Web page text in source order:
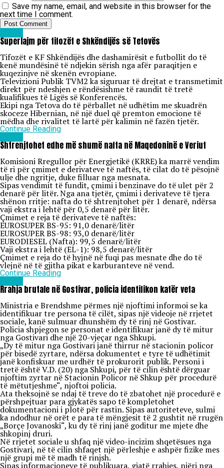
Save my name, email, and website in this browser for the
next time I comment.
Superlajm për tifozët e Shkëndijës së Tetovës
Tifozët e KF Shkëndijës dhe dashamirësit e futbollit do të
kenë mundësinë të ndjekin sërish nga afër paraqitjen e
kuqezinjve në skenën evropiane.
Televizioni Publik TVM2 ka siguruar të drejtat e transmetimit
direkt për ndeshjen e rëndësishme të raundit të tretë
kualifikues të Ligës së Konferencës.
Ekipi nga Tetova do të përballet në udhëtim me skuadrën
skoceze Hibernian, në një duel që premton emocione të
mëdha dhe rivalitet të lartë për kalimin në fazën tjetër.
Continue Reading
Shtrenjtohet edhe më shumë nafta në Maqedoninë e Veriut
Komisioni Rregullor për Energjetikë (KRRE) ka marrë vendim
të ri për çmimet e derivateve të naftës, të cilat do të pësojnë
ulje dhe ngritje, duke filluar nga mesnata.
Sipas vendimit të fundit, çmimi i benzinave do të ulet për 2
denarë për litër. Nga ana tjetër, çmimi i derivateve të tjera
shënon rritje: nafta do të shtrenjtohet për 1 denarë, ndërsa
vaji ekstra i lehtë për 0,5 denarë për litër.
Çmimet e reja të derivateve të naftës:
EUROSUPER BS-95: 91,0 denarë/litër
EUROSUPER BS-98: 93,0 denarë/litër
EURODIESEL (Nafta): 99,5 denarë/litër
Vaji ekstra i lehtë (EL-1): 98,5 denarë/litër
Çmimet e reja do të hyjnë në fuqi pas mesnate dhe do të
vlejnë në të gjitha pikat e karburanteve në vend.
Continue Reading
Rrahja brutale në Gostivar, policia identifikon katër veta
Ministria e Brendshme përmes një njoftimi informoi se ka
identifikuar tre persona të cilët, sipas një videoje në rrjetet
sociale, kanë sulmuar dhunshëm dy të rinj në Gostivar.
Policia shpjegon se personat e identifikuar janë dy të mitur
nga Gostivari dhe një 20-vjeçar nga Shkupi.
„Dy të mitur nga Gostivari janë thirrur në stacionin policor
për bisedë zyrtare, ndërsa dokumentet e tyre të udhëtimit
janë konfiskuar me urdhër të prokurorit publik. Personi i
tretë është V.D. (20) nga Shkupi, për të cilin është dërguar
njoftim zyrtar në Stacionin Policor në Shkup për procedurë
të mëtutjeshme“, njoftoi policia.
Ata theksojnë se ndaj të treve do të zbatohet një procedurë e
përshpejtuar para gjykatës sapo të kompletohet
dokumentacioni i plotë për rastin. Sipas autoriteteve, sulmi
ka ndodhur në orët e para të mëngjesit të 2 gushtit në rrugën
„Borçe Jovanoski“, ku dy të rinj janë goditur me mjete dhe
shkopinj druri.
Në rrjetet sociale u shfaq një video-incizim shqetësues nga
Gostivari, në të cilin shfaqet një përleshje e ashpër fizike mes
një grupi më të madh të rinjsh.
Sipas informacioneve të publikuara, gjatë rrahjes, njëri nga